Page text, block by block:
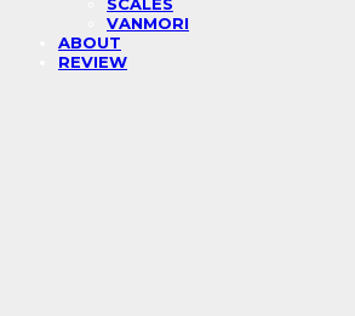
SCALES
VANMORI
ABOUT
REVIEW